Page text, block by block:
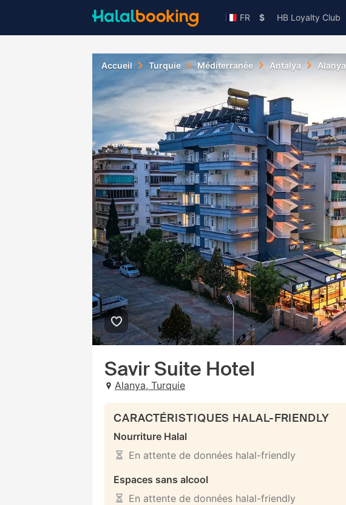
FR $ HB Loyalty Club
Accueil Turquie Méditerranée Antalya Alanya
Savir Suite Hotel
Alanya, Turquie
CARACTÉRISTIQUES HALAL-FRIENDLY
Nourriture Halal
En attente de données halal-friendly
Espaces sans alcool
En attente de données halal-friendly